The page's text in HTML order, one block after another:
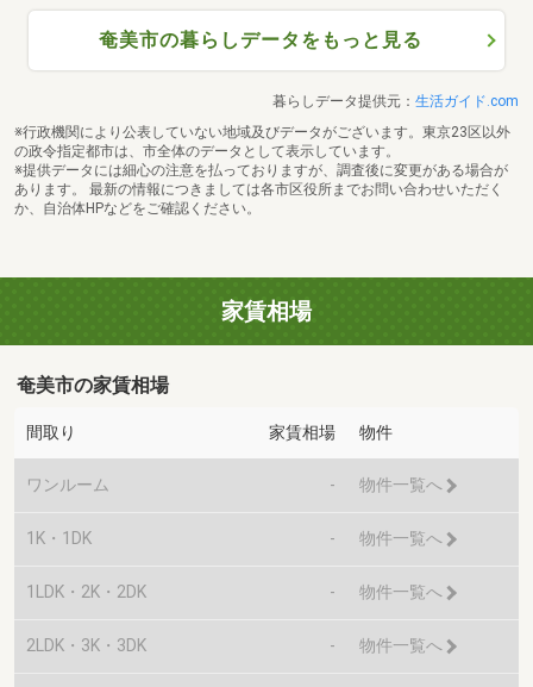
奄美市の暮らしデータをもっと見る
暮らしデータ提供元： 生活ガイド.com
※行政機関により公表していない地域及びデータがございます。東京23区以外
の政令指定都市は、市全体のデータとして表示しています。
※提供データには細心の注意を払っておりますが、調査後に変更がある場合が
あります。 最新の情報につきましては各市区役所までお問い合わせいただく
か、自治体HPなどをご確認ください。
家賃相場
奄美市の家賃相場
間取り 家賃相場 物件
ワンルーム - 物件一覧へ
1K・1DK - 物件一覧へ
1LDK・2K・2DK - 物件一覧へ
2LDK・3K・3DK - 物件一覧へ